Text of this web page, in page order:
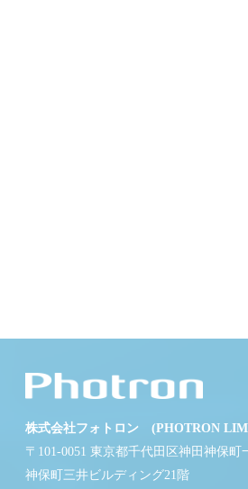
株式会社フォトロン (PHOTRON
〒101-0051 東京都千代田区神田神保町
神保町三井ビルディング21階